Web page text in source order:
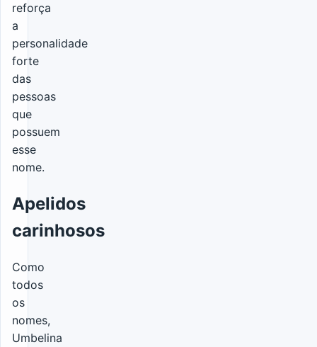
reforça
a
personalidade
forte
das
pessoas
que
possuem
esse
nome.
Apelidos
carinhosos
Como
todos
os
nomes,
Umbelina